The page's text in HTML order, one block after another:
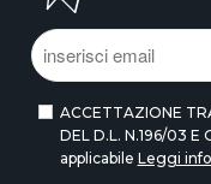
ACCETTAZIONE
DEL D.L. N.196/03
applicabile Leggi